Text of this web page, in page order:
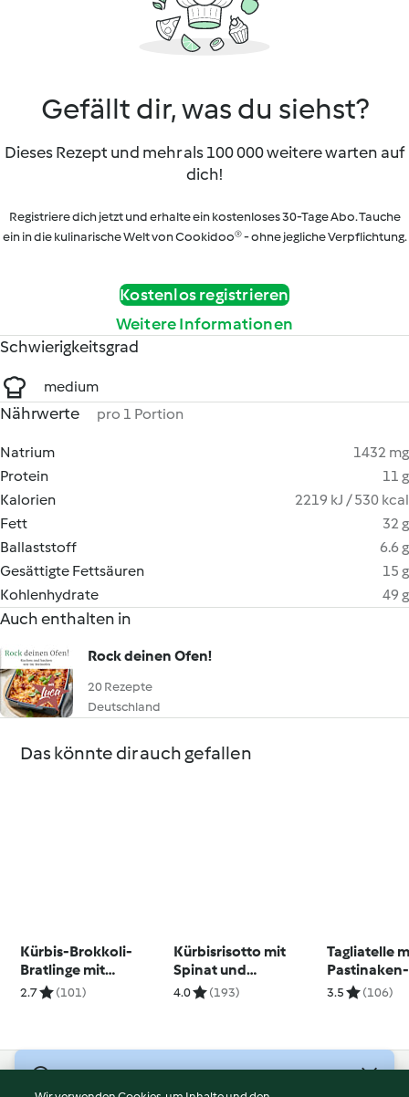
Gefällt dir, was du siehst?
Dieses Rezept und mehr als 100 000 weitere warten auf
dich!
Registriere dich jetzt und erhalte ein kostenloses 30-Tage Abo. Tauche
ein in die kulinarische Welt von Cookidoo® - ohne jegliche Verpflichtung.
Kostenlos registrieren
Weitere Informationen
Schwierigkeitsgrad
medium
Nährwerte pro 1 Portion
Natrium
1432 mg
Protein
11 g
Kalorien
2219 kJ / 530 kcal
Fett
32 g
Ballaststoff
6.6 g
Gesättigte Fettsäuren
15 g
Kohlenhydrate
49 g
Auch enthalten in
Rock deinen Ofen!
20 Rezepte
Deutschland
Das könnte dir auch gefallen
Kürbis-Brokkoli-
Bratlinge mit
Kräuterdip
2.7 (101)
Kürbisrisotto mit
Spinat und
Pecannüssen
4.0 (193)
Tagliatelle
3.5 (106)